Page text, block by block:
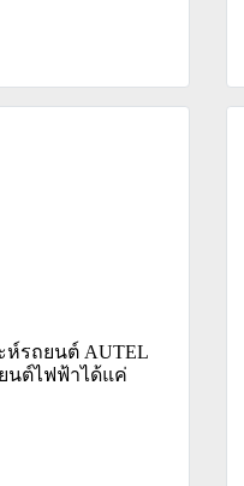
ห์รถยนต์ AUTEL
นต์ไฟฟ้าได้แค่